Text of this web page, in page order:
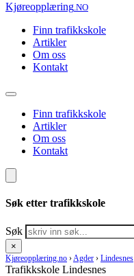
Kjøreopplæring.NO
Finn trafikkskole
Artikler
Om oss
Kontakt
Finn trafikkskole
Artikler
Om oss
Kontakt
Søk etter trafikkskole
Søk
×
Kjøreopplæring.no › Agder › Lindesnes
Trafikkskole Lindesnes